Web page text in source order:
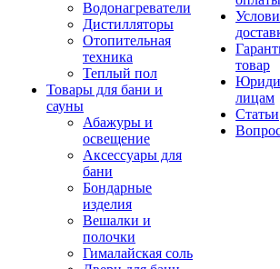
Водонагреватели
Дистилляторы
Отопительная
техника
Теплый пол
Товары для бани и
сауны
Абажуры и
освещение
Аксессуары для
бани
Бондарные
изделия
Вешалки и
полочки
Гималайская соль
товар
лицам
Статьи